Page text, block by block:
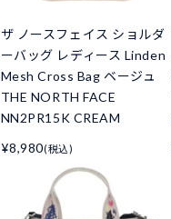
ザ ノースフェイス ショルダ
ーバッグ レディース Linden
Mesh Cross Bag ベージュ
THE NORTH FACE
NN2PR15K CREAM
¥8,980(税込)